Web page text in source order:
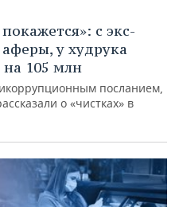
с экс-
у худрука
105 млн
посланием,
о «чистках» в